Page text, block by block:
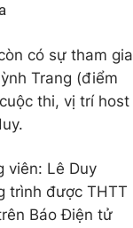
có sự tham gia
Trang (điểm
thi, vị trí host
viên: Lê Duy
trình được THTT
Báo Điện tử